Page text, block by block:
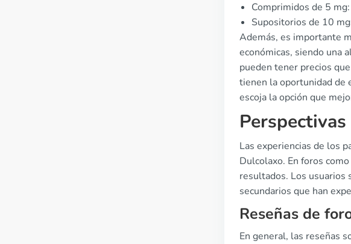
Comprimidos de 5
Supositorios de 10
Además, es importante
económicas, siendo una
pueden tener precios
tienen la oportunidad de
escoja la opción que
Las experiencias de los
Dulcolaxo. En foros
resultados. Los usuarios
secundarios que han
Reseñas de
En general, las reseñas